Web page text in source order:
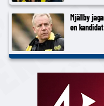
Mjällby
en